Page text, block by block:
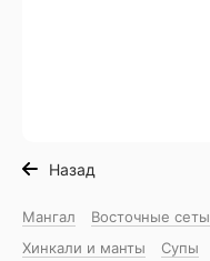
Назад
Мангал Восточные сеты
Хинкали и манты
Супы